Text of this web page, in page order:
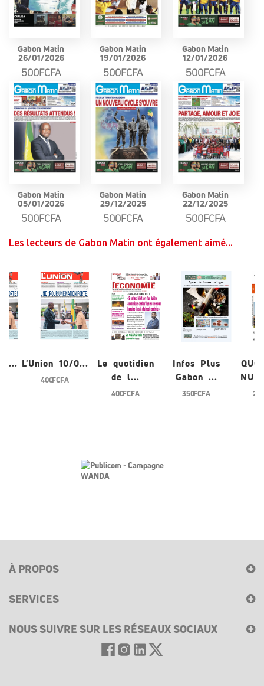
Gabon Matin
26/01/2026
500FCFA
Gabon Matin
19/01/2026
500FCFA
Gabon Matin
12/01/2026
500FCFA
Gabon Matin
05/01/2026
500FCFA
Gabon Matin
29/12/2025
500FCFA
Gabon Matin
22/12/2025
500FCFA
Les lecteurs de Gabon Matin ont également aimé...
0... L'Union 10/0...
400 FCFA
Le quotidien
de l...
400 FCFA
Infos Plus
Gabon ...
350 FCFA
À PROPOS
SERVICES
NOUS SUIVRE SUR LES RÉSEAUX SOCIAUX